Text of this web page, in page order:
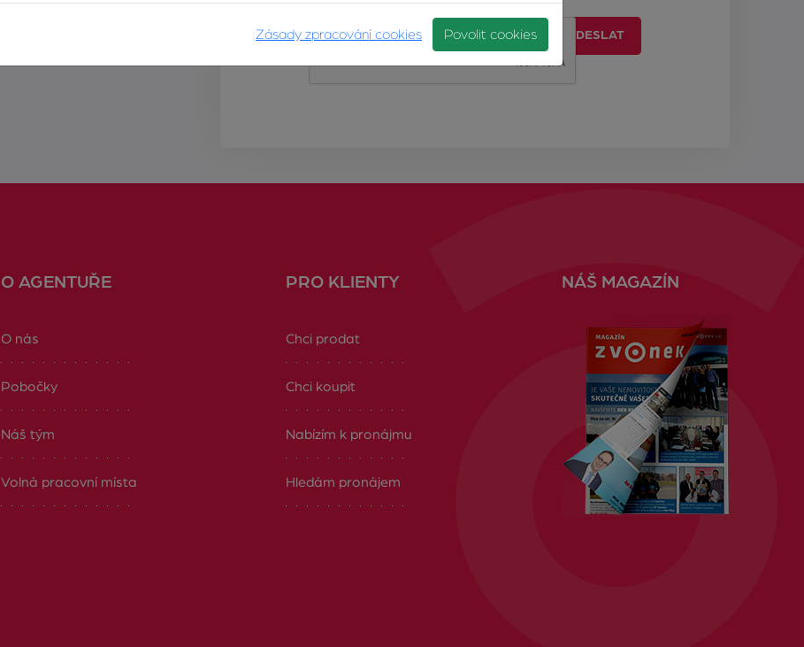
ODESLAT
O AGENTUŘE
O nás
Pobočky
Náš tým
Volná pracovní místa
PRO KLIENTY
Chci prodat
Chci koupit
Nabízím k pronájmu
Hledám pronájem
NÁŠ MAGAZÍN
Zásady zpracování cookies Povolit cookies